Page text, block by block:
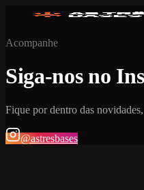
Acompanhe
Siga-nos no
Fique por dentro das
@astresbases